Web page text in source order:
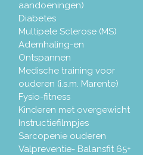
aandoeningen)
Diabetes
Multipele Sclerose (MS)
Ademhaling-en
Ontspannen
Medische training voor
ouderen (i.s.m. Marente)
Fysio-fitness
Kinderen met overgewicht
Instructiefilmpjes
Sarcopenie ouderen
Valpreventie- Balansfit 65+